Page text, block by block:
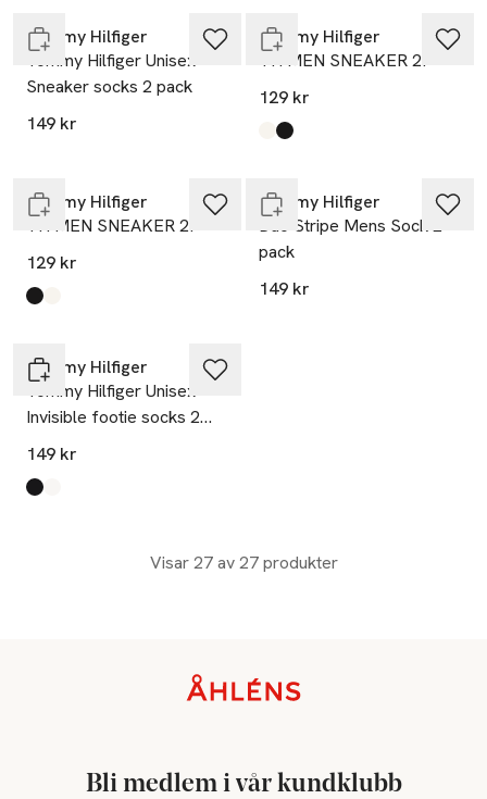
Tommy Hilfiger
Tommy Hilfiger Unisex
Sneaker socks 2 pack
149 kr
Tommy Hilfiger
TH MEN SNEAKER 2P
129 kr
Produkten finns i färgerna:
White
Black
Tommy Hilfiger
TH MEN SNEAKER 2P
129 kr
Produkten finns i färgerna:
Black
White
Tommy Hilfiger
Duo Stripe Mens Sock 2-
pack
149 kr
Tommy Hilfiger
Tommy Hilfiger Unisex
Invisible footie socks 2
pack
149 kr
Produkten finns i färgerna:
Black
White
Visar 27 av 27 produkter
Bli medlem i vår kundklubb